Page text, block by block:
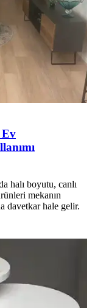
halı boyutu, canlı
mekanın
davetkar hale gelir.